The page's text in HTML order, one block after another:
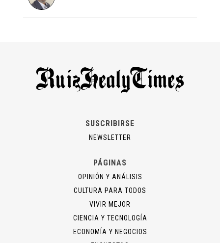
SUSCRIBIRSE
NEWSLETTER
PÁGINAS
OPINIÓN Y ANÁLISIS
CULTURA PARA TODOS
VIVIR MEJOR
CIENCIA Y TECNOLOGÍA
ECONOMÍA Y NEGOCIOS